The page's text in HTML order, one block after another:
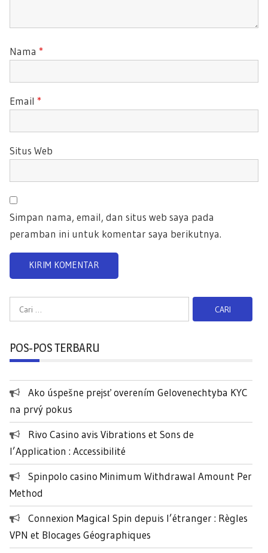
Nama *
Email *
Situs Web
Simpan nama, email, dan situs web saya pada
peramban ini untuk komentar saya berikutnya.
a
t
k
:
POS-POS TERBARU
Ako úspešne prejsť overením Gelovenechtyba KYC
na prvý pokus
Rivo Casino avis Vibrations et Sons de
l’Application : Accessibilité
Spinpolo casino Minimum Withdrawal Amount Per
Method
Connexion Magical Spin depuis l’étranger : Règles
VPN et Blocages Géographiques